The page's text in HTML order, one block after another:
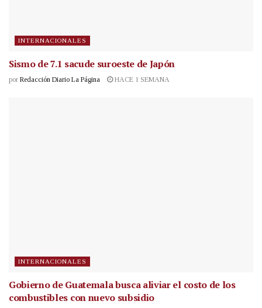
INTERNACIONALES
Sismo de 7.1 sacude suroeste de Japón
por Redacción Diario La Página HACE 1 SEMANA
INTERNACIONALES
Gobierno de Guatemala busca aliviar el costo de los
combustibles con nuevo subsidio